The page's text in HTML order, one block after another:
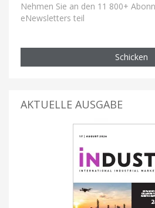
Nehmen Sie an den 11 800+
eNewsletters teil
Schicken
AKTUELLE AUSGABE